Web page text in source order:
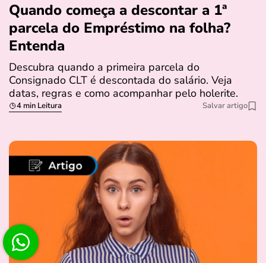
Quando começa a descontar a 1ª
parcela do Empréstimo na folha?
Entenda
Descubra quando a primeira parcela do
Consignado CLT é descontada do salário. Veja
datas, regras e como acompanhar pelo holerite.
4 min Leitura Salvar artigo